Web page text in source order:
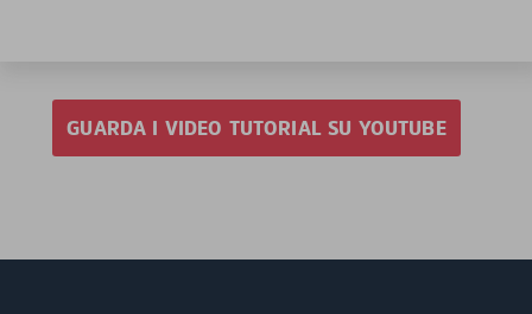
GUARDA I VIDEO TUTORIAL SU YOUTUBE